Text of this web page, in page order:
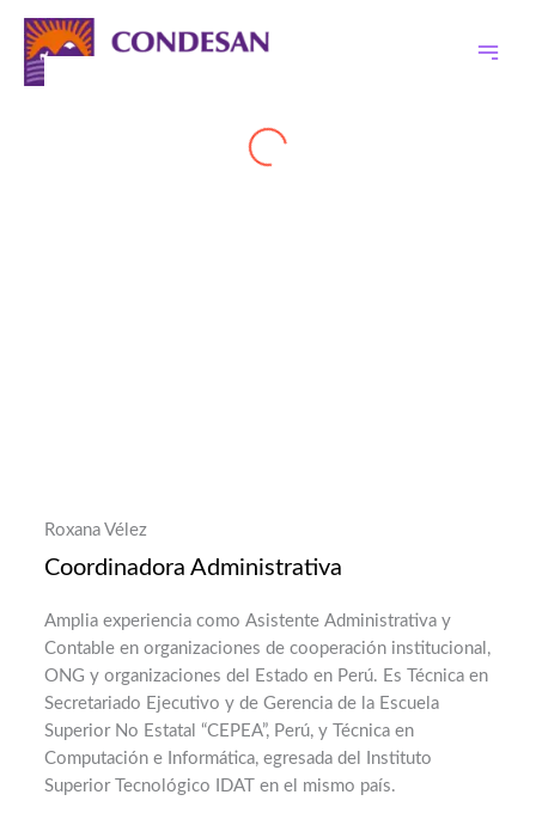
contenido
Roxana Vélez
Coordinadora Administrativa
Amplia experiencia como Asistente Administrativa y
Contable en organizaciones de cooperación institucional,
ONG y organizaciones del Estado en Perú. Es Técnica en
Secretariado Ejecutivo y de Gerencia de la Escuela
Superior No Estatal “CEPEA”, Perú, y Técnica en
Computación e Informática, egresada del Instituto
Superior Tecnológico IDAT en el mismo país.